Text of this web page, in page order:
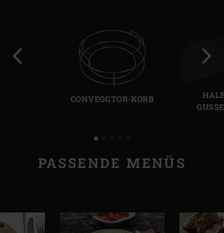
CONVEGGTOR-KORB
PASSENDE MENÜS